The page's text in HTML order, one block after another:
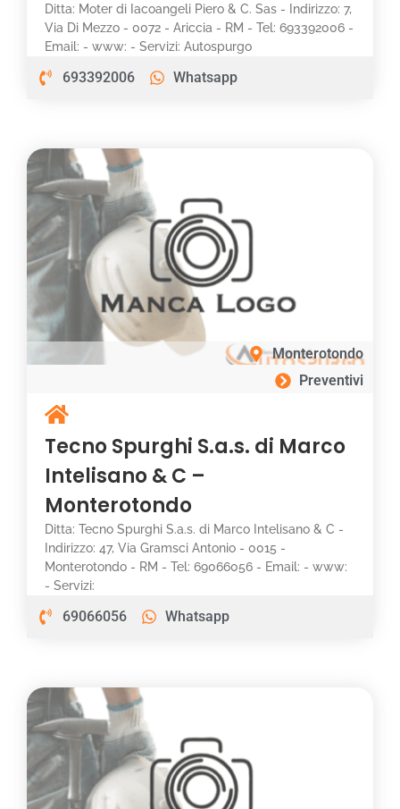
Ditta: Moter di Iacoangeli Piero & C. Sas - Indirizzo: 7,
Via Di Mezzo - 0072 - Ariccia - RM - Tel: 693392006 -
Email: - www: - Servizi: Autospurgo
693392006 Whatsapp
Monterotondo
Preventivi
Tecno Spurghi S.a.s. di Marco
Intelisano & C –
Monterotondo
Ditta: Tecno Spurghi S.a.s. di Marco Intelisano & C -
Indirizzo: 47, Via Gramsci Antonio - 0015 -
Monterotondo - RM - Tel: 69066056 - Email: - www:
- Servizi:
69066056 Whatsapp